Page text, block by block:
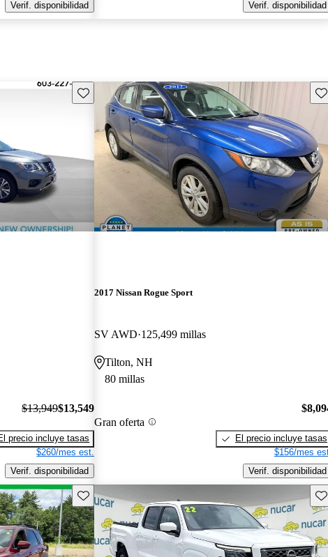
Verif. disponibilidad
Verif. disponibilidad
Guarda este Aviso
$13,949$13,549
precio incluye tasas
$260/mes est.
Verif. disponibilidad
2017 Nissan Rogue Sport
SV AWD 125,499 millas
Tilton, NH
80 millas
Gran oferta
El precio incluye tasas
$156/mes
Verif. disponibilidad
Guarda este Aviso